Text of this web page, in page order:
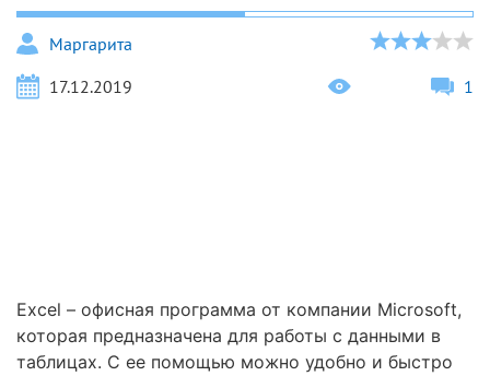
Маргарита
17.12.2019
1
Excel – офисная программа от компании Microsoft,
которая предназначена для работы с данными в
таблицах. С ее помощью можно удобно и быстро